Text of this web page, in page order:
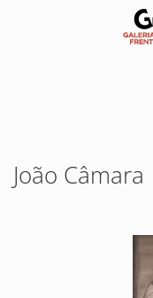
João Câmara